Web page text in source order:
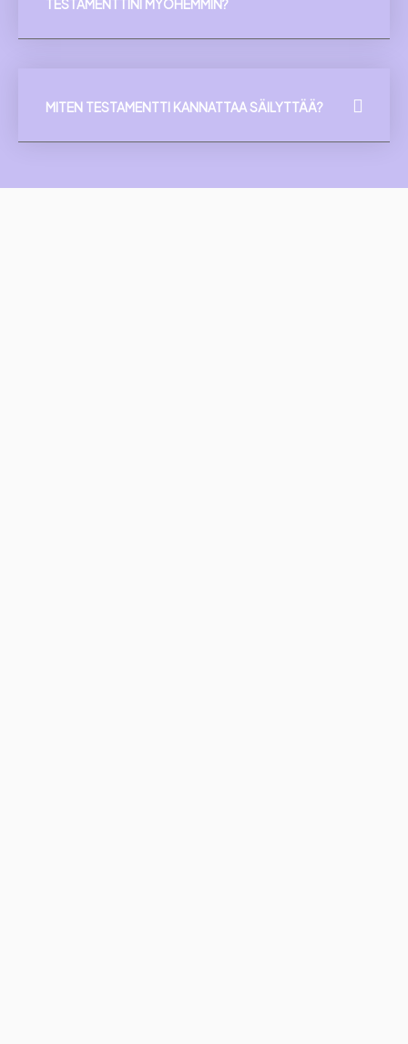
TESTAMENTTINI MYÖHEMMIN?
MITEN TESTAMENTTI KANNATTAA SÄILYTTÄÄ?